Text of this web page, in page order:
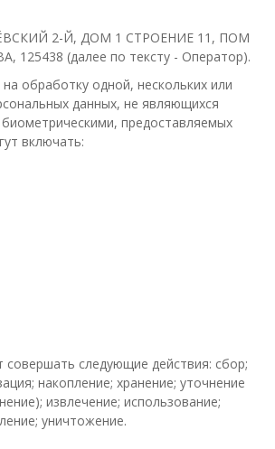
2-Й, ДОМ 1 СТРОЕНИЕ 11, ПОМ
125438 (далее по тексту - Оператор).
на обработку одной, нескольких или
данных, не являющихся
предоставляемых
включать:
следующие действия: сбор;
накопление; хранение; уточнение
извлечение; использование;
уничтожение.